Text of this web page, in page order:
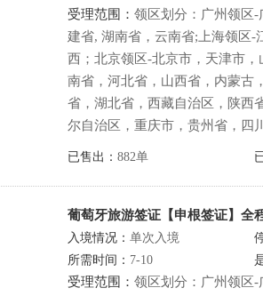
受理范围： 领区划分：广州领区
建省, 湖南省，云南省;上海领区-
西；北京领区-北京市，天津市
南省，河北省，山西省，内蒙古
省，湖北省，西藏自治区，陕西
尔自治区，重庆市，贵州省，四
已售出： 882单
葡萄牙旅游签证【申根签证】全
入境情况： 单次入境
所需时间： 7-10
受理范围： 领区划分：广州领区